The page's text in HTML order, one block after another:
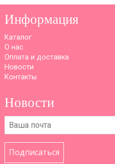
Информация
Каталог
О нас
Оплата и доставка
Новости
Контакты
Новости
Подписаться